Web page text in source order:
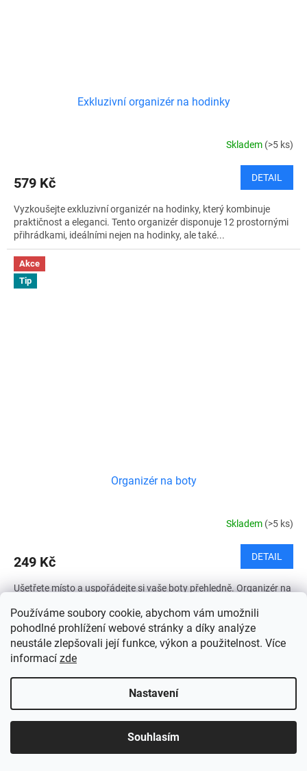
Používáme soubory cookie, abychom vám umožnili
pohodlné prohlížení webové stránky a díky analýze
neustále zlepšovali její funkce, výkon a použitelnost. Více
informací zde
Nastavení
Souhlasím
Exkluzivní organizér na hodinky
Skladem (>5 ks)
579 Kč DETAIL
Vyzkoušejte exkluzivní organizér na hodinky, který kombinuje
praktičnost a eleganci. Tento organizér disponuje 12 prostornými
přihrádkami, ideálními nejen na hodinky, ale také...
Akce
Tip
Organizér na boty
Skladem (>5 ks)
249 Kč DETAIL
Ušetřete místo a uspořádejte si vaše boty přehledně. Organizér na
ušetří místo až o polovinu. Tento skvělý organizér...